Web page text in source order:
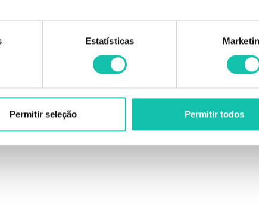
Estatísticas
Permitir seleção Permitir todos
de líquidos. Efeito anti-séptico e anti-inflamatório.
Uma solução bastante económica, que permite epilar
desconforto na pele. A sua aplicação facilita imenso o
Com a quantidade ideal, as recargas de cera eliminam
e retenção de líquidos.